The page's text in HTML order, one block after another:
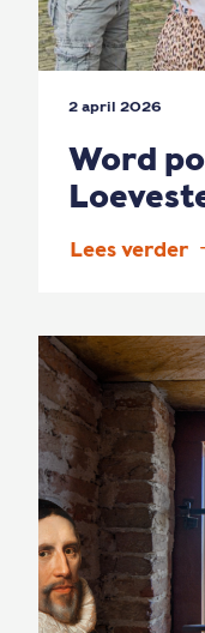
2 april 2026
Word
Lees verder